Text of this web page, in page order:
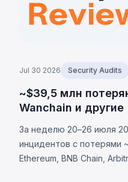
Jul 30 2026 Security Audits
~$39,5 млн
Wanchain и
За неделю 20–26 июля
инцидентов с потерями
Ethereum, BNB Chain,